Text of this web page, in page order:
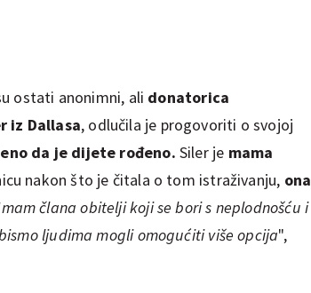
ostati anonimni, ali donatorica
iz Dallasa, odlučila je progovoriti o svojoj
da je dijete rođeno. Siler je mama
nakon što je čitala o tom istraživanju, ona
člana obitelji koji se bori s neplodnošću i
ljudima mogli omogućiti više opcija",